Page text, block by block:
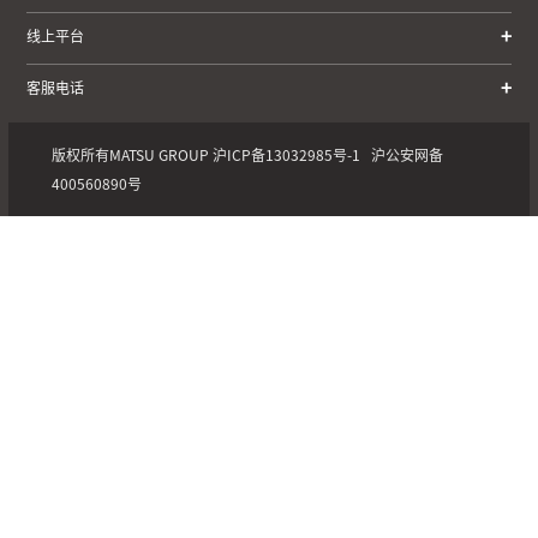
线上平台
客服电话
版权所有MATSU GROUP 沪ICP备13032985号-1
沪公安网备
400560890号